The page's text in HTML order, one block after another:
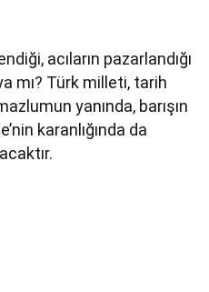
acıların pazarlandığı
mı? Türk milleti, tarih
yanında, barışın
karanlığında da